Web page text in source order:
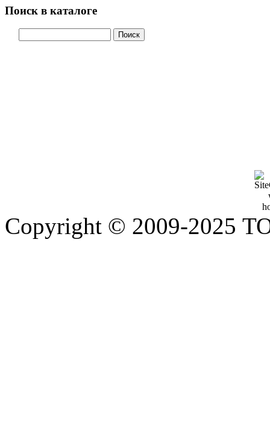
Поиск в каталоге
Copyright © 2009-2025